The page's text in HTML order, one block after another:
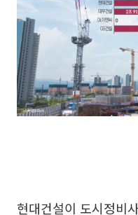
현대건설이 도시정비